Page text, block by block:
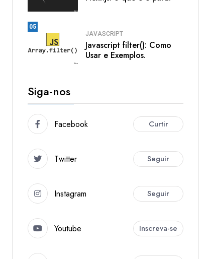
05
JAVASCRIPT
Javascript filter(): Como
Usar e Exemplos.
Siga-nos
Facebook Curtir
Twitter Seguir
Instagram Seguir
Youtube Inscreva-se